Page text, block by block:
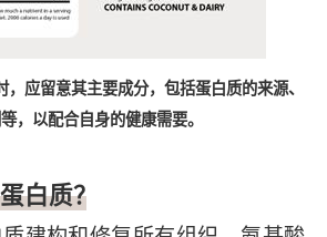
应留意其主要成分，包括蛋白质的来源、
，以配合自身的健康需要。
白质？